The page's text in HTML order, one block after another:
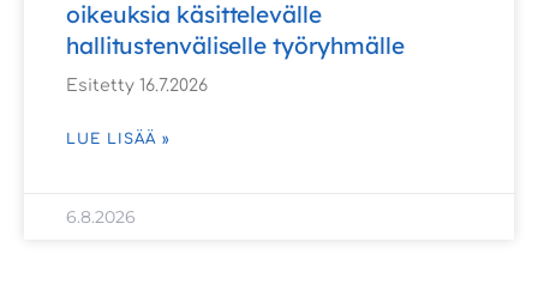
oikeuksia käsittelevälle
hallitustenväliselle työryhmälle
Esitetty 16.7.2026
LUE LISÄÄ »
6.8.2026